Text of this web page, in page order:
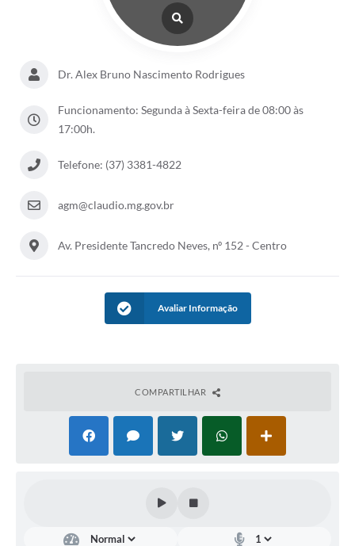
Dr. Alex Bruno Nascimento Rodrigues
Funcionamento: Segunda à Sexta-feira de 08:00 às
17:00h.
Telefone: (37) 3381-4822
agm@claudio.mg.gov.br
Av. Presidente Tancredo Neves, nº 152 - Centro
Avaliar Informação
COMPARTILHAR